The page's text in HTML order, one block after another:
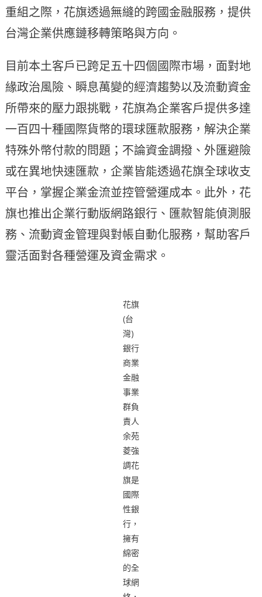
重組之際，花旗透過無縫的跨國金融服務，提供
台灣企業供應鏈移轉策略與方向。
目前本土客戶已跨足五十四個國際市場，面對地
緣政治風險、瞬息萬變的經濟趨勢以及流動資金
所帶來的壓力跟挑戰，花旗為企業客戶提供多達
一百四十種國際貨幣的環球匯款服務，解決企業
特殊外幣付款的問題；不論資金調撥、外匯避險
或在異地快速匯款，企業皆能透過花旗全球收支
平台，掌握企業金流並控管營運成本。此外，花
旗也推出企業行動版網路銀行、匯款智能偵測服
務、流動資金管理與對帳自動化服務，幫助客戶
靈活面對各種營運及資金需求。
花旗
(台
灣)
銀行
商業
金融
事業
群負
責人
余苑
菱強
調花
旗是
國際
性銀
行，
擁有
綿密
的全
球網